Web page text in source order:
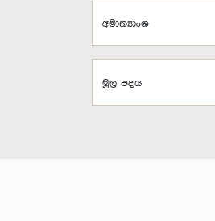
අමාත්‍යාංශ
මූල පදය